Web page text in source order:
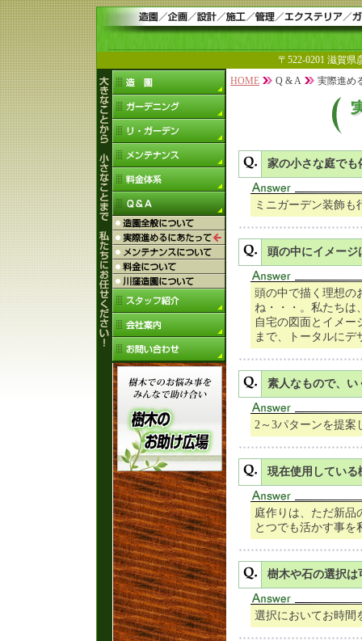
〒522-0201 滋賀県
HOME
Q & A 実際進め
家の小さな庭でも
ミニガーデン装飾も
頭の中にイメー
頭の中で描く理想の
ね・・・。私たちは
自宅の図面とイメー
まで、トータルにデ
素人なもので、
2～3パターンを提案
現在使用している
庭作りは、ただ新品
とつでも活かす事を
樹木や石の選択は
選択においてお時間